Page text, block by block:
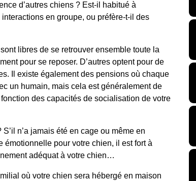
d’autres chiens ? Est-il habitué à
en groupe, ou préfère-t-il des
libres de se retrouver ensemble toute la
pour se reposer. D’autres optent pour de
Il existe également des pensions où chaque
un humain, mais cela est généralement de
des capacités de socialisation de votre
n’a jamais été en cage ou même en
pour votre chien, il est fort à
adéquat à votre chien…
où votre chien sera hébergé en maison